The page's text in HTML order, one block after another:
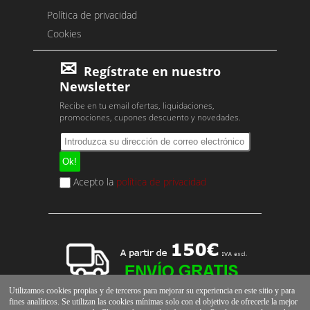
Política de privacidad
Cookies
Regístrate en nuestro
Newsletter
Recibe en tu email ofertas, liquidaciones,
promociones, cupones descuento y novedades.
Acepto la política de privacidad
Utilizamos cookies propias y de terceros para mejorar su experiencia en este sitio y para
fines analíticos. Se utilizan las cookies mínimas solo con el objetivo de ofrecerle la mejor